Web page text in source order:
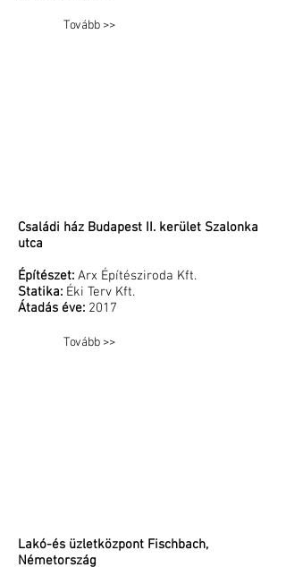
Tovább >>
Családi ház Budapest II. kerület Szalonka
utca
Építészet: Arx Építésziroda Kft.
Statika: Éki Terv Kft.
Átadás éve: 2017
Tovább >>
Lakó-és üzletközpont Fischbach,
Németország